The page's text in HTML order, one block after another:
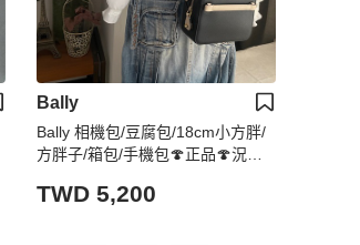
Bally
Bally 相機包/豆腐包/18cm小方胖/
方胖子/箱包/手機包🍄正品🍄況優
可入
TWD 5,200